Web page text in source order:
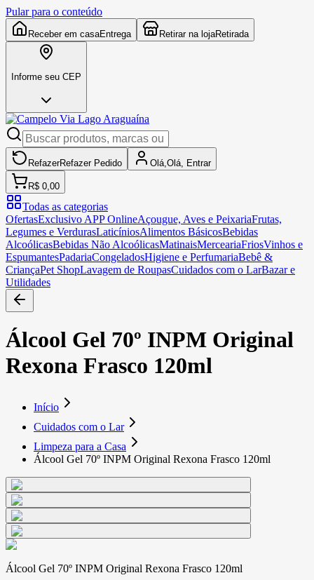
Pular para o conteúdo
Receber em casaEntrega Retirar na lojaRetirada
Informe seu CEP
RefazerRefazer Pedido Olá, Olá, Entrar
R$ 0,00
Todas as categorias
OfertasExclusivo APP OnlineAçougue, Aves e PeixariaFrutas,
Legumes e VerdurasLaticíniosAlimentos BásicosBebidas
AlcoólicasBebidas Não AlcoólicasMatinaisMerceariaFriosVinhos e
EspumantesPadariaCongeladosHigiene e PerfumariaBebê &
CriançaPet ShopLavagem de RoupasCuidados com o LarBazar e
Utilidades
Álcool Gel 70º INPM Original
Rexona Frasco 120ml
Início
Cuidados com o Lar
Limpeza para a Casa
Álcool Gel 70º INPM Original Rexona Frasco 120ml
Álcool Gel 70º INPM Original Rexona Frasco 120ml